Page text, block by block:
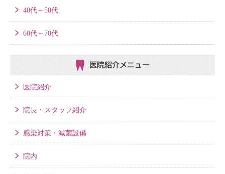
40代～50代
60代～70代
医院紹介メニュー
医院紹介
院長・スタッフ紹介
感染対策・滅菌設備
院内